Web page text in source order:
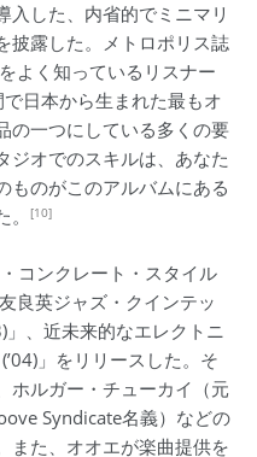
入した、内省的でミニマリ
披露した。メトロポリス誌
よく知っているリスナー
日本から生まれた最もオ
の一つにしている多くの要
ジオでのスキルは、あなた
ものがこのアルバムにある
[10]
コンクレート・スタイル
良英ジャズ・クインテッ
」、近未来的なエレクトニ
」をリリースした。そ
ホルガー・チューカイ（元
Syndicate名義）などの
また、オオエが楽曲提供を